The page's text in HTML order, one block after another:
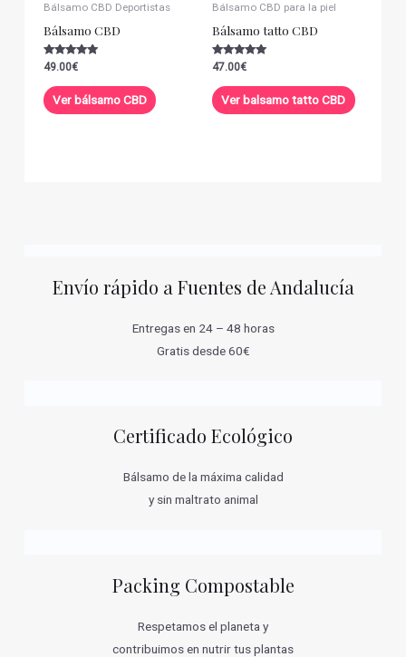
Bálsamo CBD Deportistas
Bálsamo CBD
Valorado con
de 5
49.00€
Ver bálsamo CBD
Bálsamo CBD para la piel
Bálsamo tatto CBD
Valorado con
de 5
47.00€
Ver balsamo tatto CBD
Envío rápido a Fuentes de Andalucía
Entregas en 24 – 48 horas
Gratis desde 60€
Certificado Ecológico
Bálsamo de la máxima calidad
y sin maltrato animal
Packing Compostable
Respetamos el planeta y
contribuimos en nutrir tus plantas